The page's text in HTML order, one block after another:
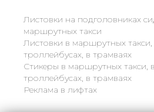
Листовки на подголовниках
маршрутных такси
Листовки в маршрутных такси,
троллейбусах, в трамваях
Стикеры в маршрутных такси,
троллейбусах, в трамваях
Реклама в лифтах